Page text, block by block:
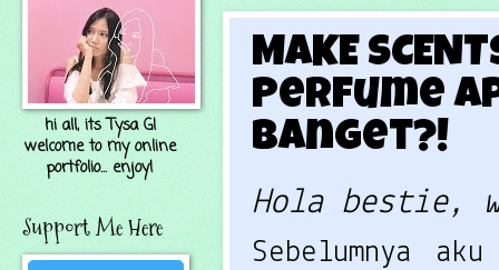
MAKE
Perfume
Banget?!
Hola bestie,
Sebelumnya
hi all, its Tysa G!
welcome to my online
portfolio... enjoy!
Support Me Here